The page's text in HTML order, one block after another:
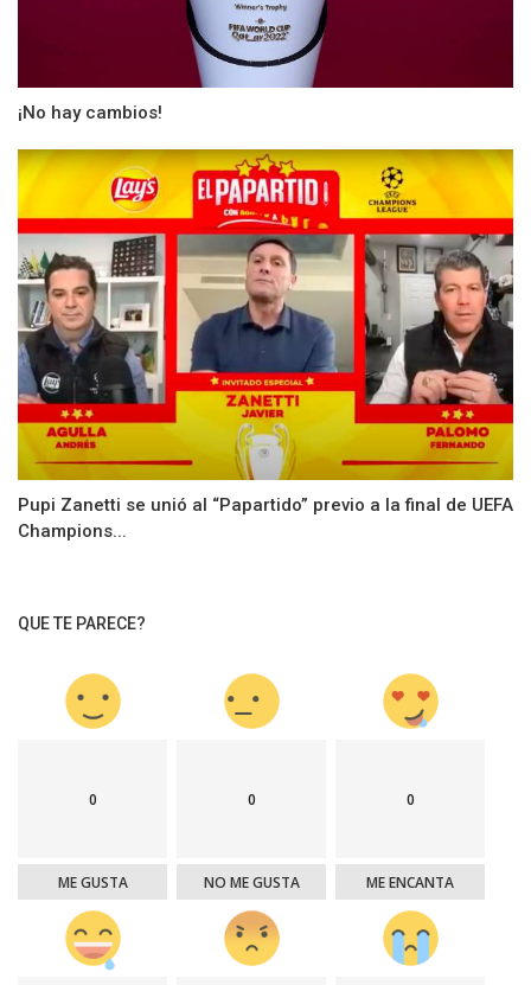
¡No hay cambios!
Pupi Zanetti se unió al “Papartido” previo a la final de UEFA
Champions...
QUE TE PARECE?
0
ME GUSTA
0
NO ME GUSTA
0
ME ENCANTA